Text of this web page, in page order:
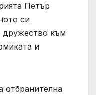
Петър
си
към
и
отбранителна